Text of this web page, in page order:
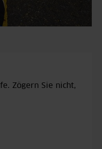
Zögern Sie nicht,